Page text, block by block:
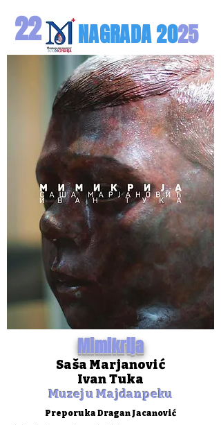
22 NAGRADA2025
Mimikrija
Saša Marjanović
Ivan Tuka
Muzej u Majdanpeku
Preporuka Dragan Jacanović